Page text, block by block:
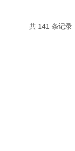
共 141 条记